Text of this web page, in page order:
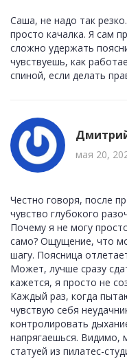
Саша, не надо так
просто качалка. Я сам
сложно удержать
чувствуешь, как
спиной, если делать
мая 20,
Честно говоря, после
чувство глубокого
Почему я не могу
само? Ощущение, что
шагу. Поясница
Может, лучше сразу
кажется, я просто не
Каждый раз, когда
чувствую себя
контролировать
напрягаешься. Видимо,
статуей из пилатес-